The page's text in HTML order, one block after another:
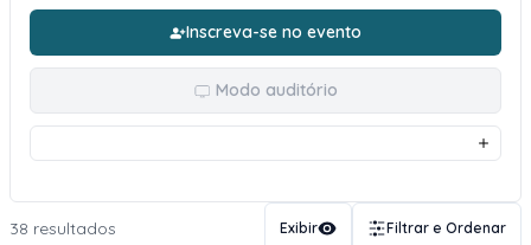
Inscreva-se no evento
Modo auditório
38 resultados Exibir Filtrar e Ordenar